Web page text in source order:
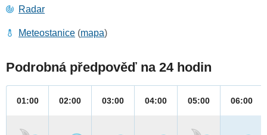
Radar
Meteostanice (mapa)
Podrobná předpověď na 24 hodin
01:00 02:00 03:00 04:00 05:00 06:00